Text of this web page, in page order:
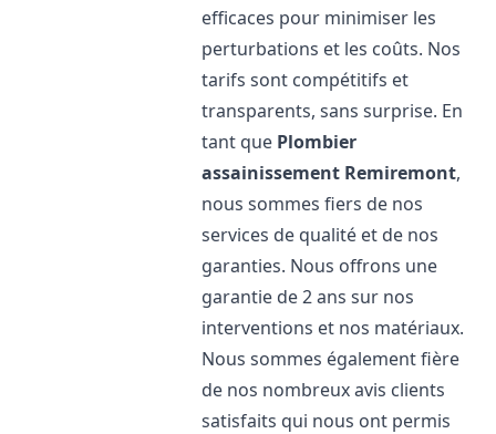
efficaces pour minimiser les
perturbations et les coûts. Nos
tarifs sont compétitifs et
transparents, sans surprise. En
tant que Plombier
assainissement Remiremont,
nous sommes fiers de nos
services de qualité et de nos
garanties. Nous offrons une
garantie de 2 ans sur nos
interventions et nos matériaux.
Nous sommes également fière
de nos nombreux avis clients
satisfaits qui nous ont permis